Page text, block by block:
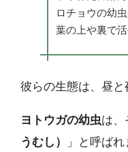
ロチョウの幼
葉の上や裏で
彼らの生態は、昼と
ヨトウガの幼虫は、
うむし）
」と呼ばれ